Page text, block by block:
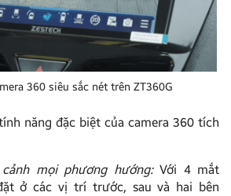
360 siêu sắc nét trên ZT360G
năng đặc biệt của camera 360 tích
mọi phương hướng:Với 4 mắt
ở các vị trí trước, sau và hai bên